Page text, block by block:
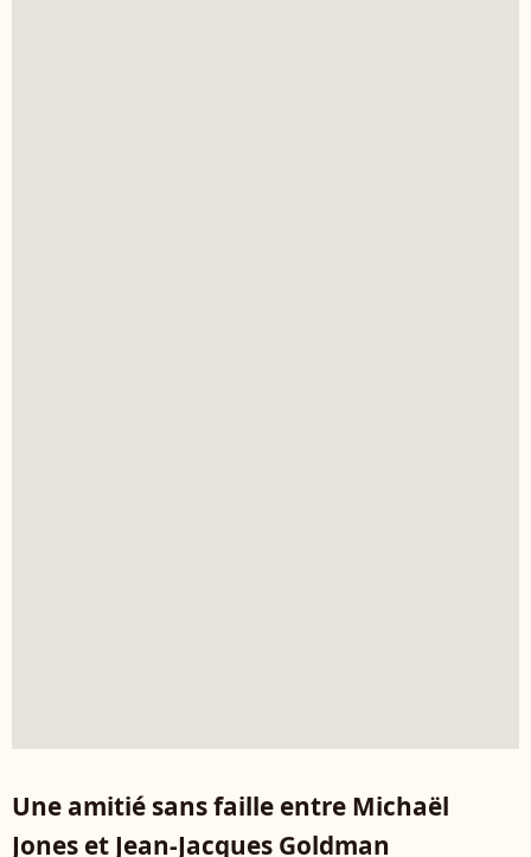
Une amitié sans faille entre Michaël
Jones et Jean-Jacques Goldman